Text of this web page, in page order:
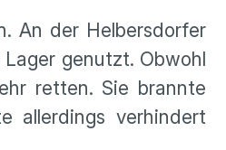
An der Helbersdorfer
genutzt. Obwohl
retten. Sie brannte
allerdings verhindert